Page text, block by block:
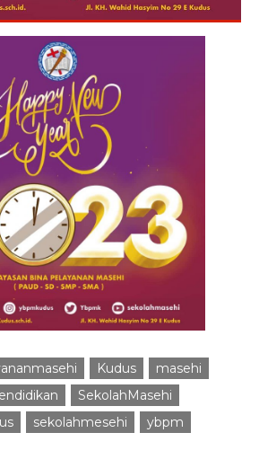
Kudus
masehi
SekolahMasehi
sekolahmesehi ybpm